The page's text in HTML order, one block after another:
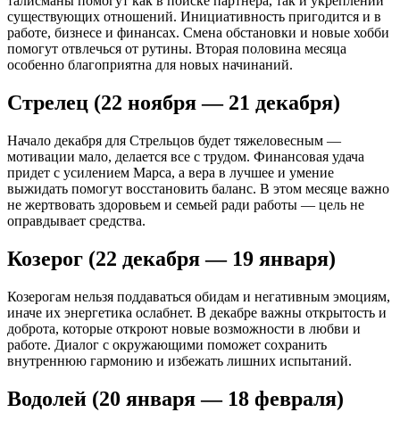
существующих отношений. Инициативность пригодится и в
работе, бизнесе и финансах. Смена обстановки и новые хобби
помогут отвлечься от рутины. Вторая половина месяца
особенно благоприятна для новых начинаний.
Стрелец (22 ноября — 21 декабря)
Начало декабря для Стрельцов будет тяжеловесным —
мотивации мало, делается все с трудом. Финансовая удача
придет с усилением Марса, а вера в лучшее и умение
выжидать помогут восстановить баланс. В этом месяце важно
не жертвовать здоровьем и семьей ради работы — цель не
оправдывает средства.
Козерог (22 декабря — 19 января)
Козерогам нельзя поддаваться обидам и негативным эмоциям,
иначе их энергетика ослабнет. В декабре важны открытость и
доброта, которые откроют новые возможности в любви и
работе. Диалог с окружающими поможет сохранить
внутреннюю гармонию и избежать лишних испытаний.
Водолей (20 января — 18 февраля)